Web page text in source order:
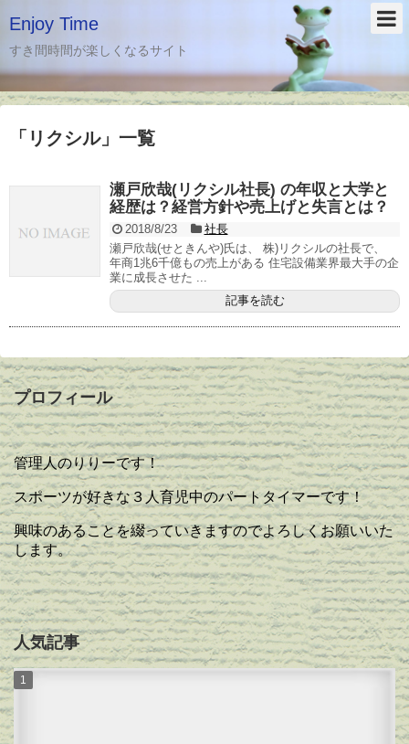
Enjoy Time
すき間時間が楽しくなるサイト
「 リクシル」 一覧
瀬戸欣哉(リクシル社長) の年収と大学と
経歴は？経営方針や売上げと失言とは？
2018/8/23
社長
瀬戸欣哉(せときんや)氏は、 株)リクシルの社長で、
年商1兆6千億もの売上がある 住宅設備業界最大手の企
業に成長させた ...
記事を読む
プロフィール
管理人のりりーです！
スポーツが好きな３人育児中のパートタイマーです！
興味のあることを綴っていきますのでよろしくお願いいた
します。
人気記事